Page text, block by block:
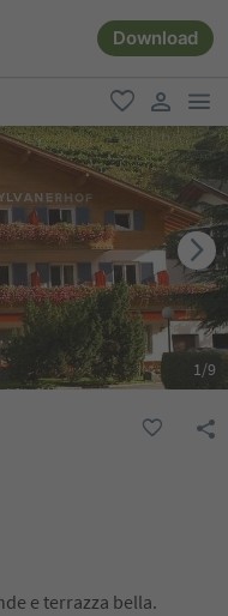
Download
favoriti
user link
1/9
e terrazza bella.